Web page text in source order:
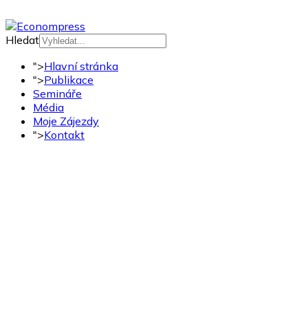
Hledat
">Hlavní stránka
">Publikace
Semináře
Média
Moje Zájezdy
">Kontakt